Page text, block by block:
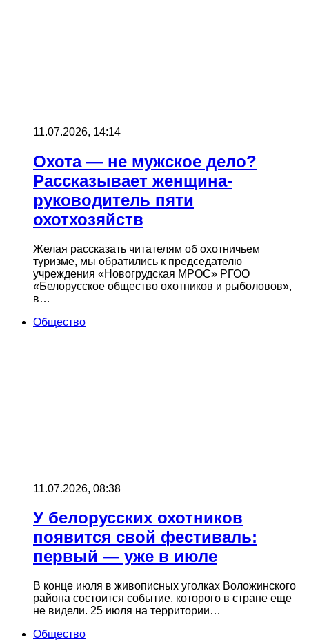
11.07.2026, 14:14
Охота — не мужское дело?
Рассказывает женщина-
руководитель пяти
охотхозяйств
Желая рассказать читателям об охотничьем
туризме, мы обратились к председателю
учреждения «Новогрудская МРОС» РГОО
«Белорусское общество охотников и рыболовов»,
в…
Общество
11.07.2026, 08:38
У белорусских охотников
появится свой фестиваль:
первый — уже в июле
В конце июля в живописных уголках Воложинского
района состоится событие, которого в стране еще
не видели. 25 июля на территории…
Общество